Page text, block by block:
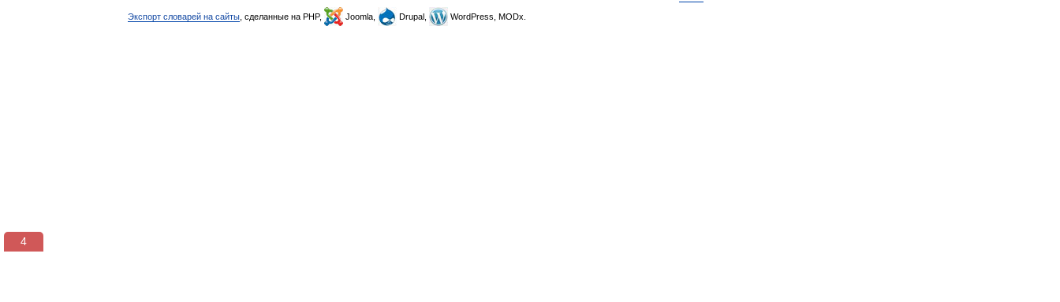
Экспорт словарей на сайты , сделанные на PHP, Joomla, Drupal, WordPress, MODx.
3